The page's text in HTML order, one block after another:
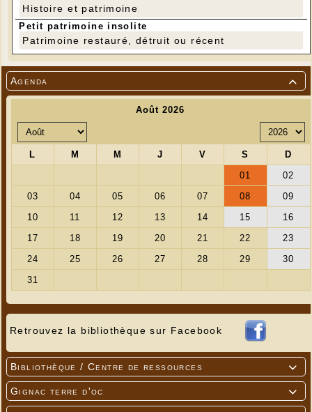

Agenda
Retrouvez la bibliothèque sur Facebook

Bibliothèque / Centre de ressources

Gignac terre d'oc
Histoire et patrimoine
Petit patrimoine insolite
Patrimoine restauré, détruit ou récent